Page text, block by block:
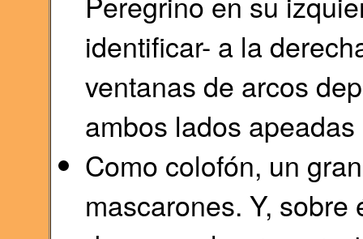
identificar- a la
ventanas de arcos
ambos lados
Como colofón, un
mascarones. Y,